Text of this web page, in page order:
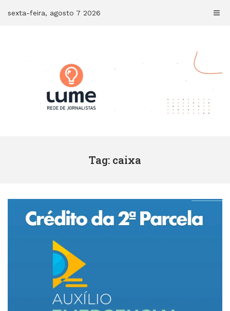
sexta-feira, agosto 7 2026
Tag: caixa